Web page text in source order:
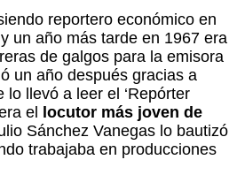
reportero económico en
un año más tarde en 1967 era
de galgos para la emisora
un año después gracias a
llevó a leer el ‘Repórter
el locutor más joven de
Sánchez Vanegas lo bautizó
trabajaba en producciones